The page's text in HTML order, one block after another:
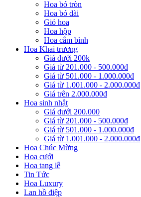
Hoa bó tròn
Hoa bó dài
Giỏ hoa
Hoa hộp
Hoa cắm bình
Hoa Khai trương
Giá dưới 200k
Giá từ 201.000 - 500.000đ
Giá từ 501.000 - 1.000.000đ
Giá từ 1.001.000 - 2.000.000đ
Giá trên 2.000.000đ
Hoa sinh nhật
Giá dưới 200.000
Giá từ 201.000 - 500.000đ
Giá từ 501.000 - 1.000.000đ
Giá từ 1.001.000 - 2.000.000đ
Hoa Chúc Mừng
Hoa cưới
Hoa tang lễ
Tin Tức
Hoa Luxury
Lan hồ điệp